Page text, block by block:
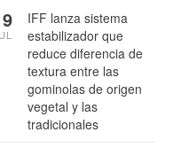
IFF lanza sistema
estabilizador que
reduce diferencia de
textura entre las
gominolas de origen
vegetal y las
tradicionales